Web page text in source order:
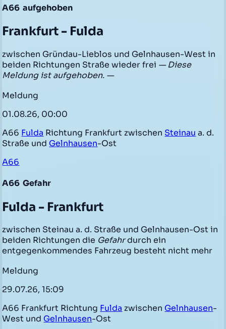
A66 aufgehoben
Frankfurt - Fulda
zwischen Gründau-Lieblos und Gelnhausen-West in
beiden Richtungen Straße wieder frei — Diese
Meldung ist aufgehoben. —
Meldung
01.08.26, 00:00
A66 Fulda Richtung Frankfurt zwischen Steinau a. d.
Straße und Gelnhausen-Ost
A66
A66 Gefahr
Fulda - Frankfurt
zwischen Steinau a. d. Straße und Gelnhausen-Ost in
beiden Richtungen die Gefahrdurch ein
entgegenkommendes Fahrzeug besteht nicht mehr
Meldung
29.07.26, 15:09
A66 Frankfurt Richtung Fulda zwischen Gelnhausen-
West und Gelnhausen-Ost